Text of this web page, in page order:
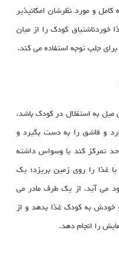
و مورد نظرشان امکانپذیر
کودک را از میان
جلب توجه استفاده می کند.
میل به استقلال در کودک باشد،
و قاشق را به دست بگیرد و
حد تمرکز کند یا وسواس داشته
غذا را روی زمین بریزد؛ یک
می آید. از یک طرف مادر می
خودش به کودک غذا بدهد و از
را انجام دهد.